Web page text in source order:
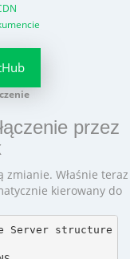
przez
Właśnie teraz
kierowany do
Server structure